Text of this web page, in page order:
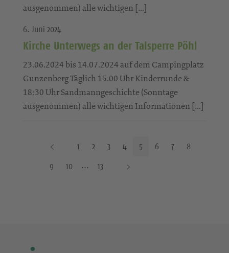
ausgenommen) alle wichtigen […]
6. Juni 2024
Kirche Unterwegs an der Talsperre Pöhl
23.06.2024 bis 14.07.2024 auf dem Campingplatz
Gunzenberg Täglich 15.00 Uhr Kinderrunde &
18:30 Uhr Sandmanngeschichte (Sonntage
ausgenommen) alle wichtigen Informationen […]
1 2 3 4 5 6 7
8
9
10 13
N